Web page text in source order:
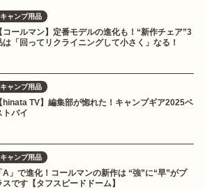
キャンプ用品
【コールマン】定番モデルの進化も！“新作チェア”3
は「回ってリクライニングして小さく」なる！
キャンプ用品
【hinata TV】編集部が惚れた！キャンプギア2025ベ
トバイ
キャンプ用品
「A」で進化！コールマンの新作は “強”に“早”がプ
スです【タフスピードドーム】